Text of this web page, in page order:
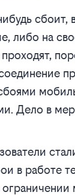
либо на
Дело в
в работе